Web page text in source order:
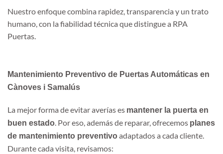
Nuestro enfoque combina rapidez, transparencia y un trato
humano, con la fiabilidad técnica que distingue a RPA
Puertas.
Mantenimiento Preventivo de Puertas Automáticas en
Cànoves i Samalús
La mejor forma de evitar averías es mantener la puerta en
buen estado. Por eso, además de reparar, ofrecemos planes
de mantenimiento preventivoadaptados a cada cliente.
Durante cada visita, revisamos: